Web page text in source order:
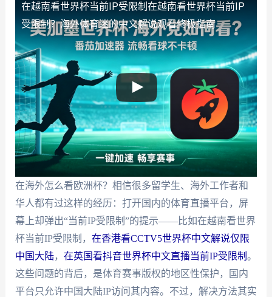
在越南看世界杯当前IP受限制 在越南看世界杯当前IP
受限制？海外体育迷的中文解说观看终极指南
在海外怎么看欧洲杯？相信很多留学生、海外工作者和
华人都有过这样的经历：打开国内的体育直播平台，屏
幕上却弹出“当前IP受限制”的提示——比如在越南看世界
杯当前IP受限制， 在香港看CCTV5世界杯中文解说仅限
中国大陆， 在英国看抖音世界杯中文直播当前IP受限制 。
这些问题的背后，是体育赛事版权的地区性保护，国内
平台只允许中国大陆IP访问其内容。不过，解决方法其实